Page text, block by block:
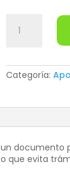
cantidad
Categoría:
que evita